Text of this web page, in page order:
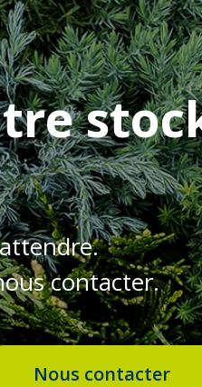
contacter.
Nous contacter